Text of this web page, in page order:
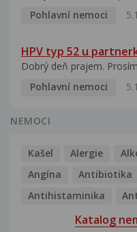
Pohlavní nemoci
HPV typ 52 u
Dobrý deň prajem.
Pohlavní nemoci
NEMOCI
Kašel Alergie
Angína
Antibiotika
Antihistaminika
Katalog